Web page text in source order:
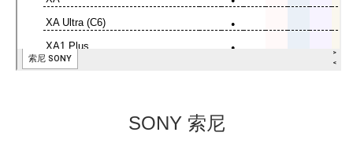
SONY 索尼